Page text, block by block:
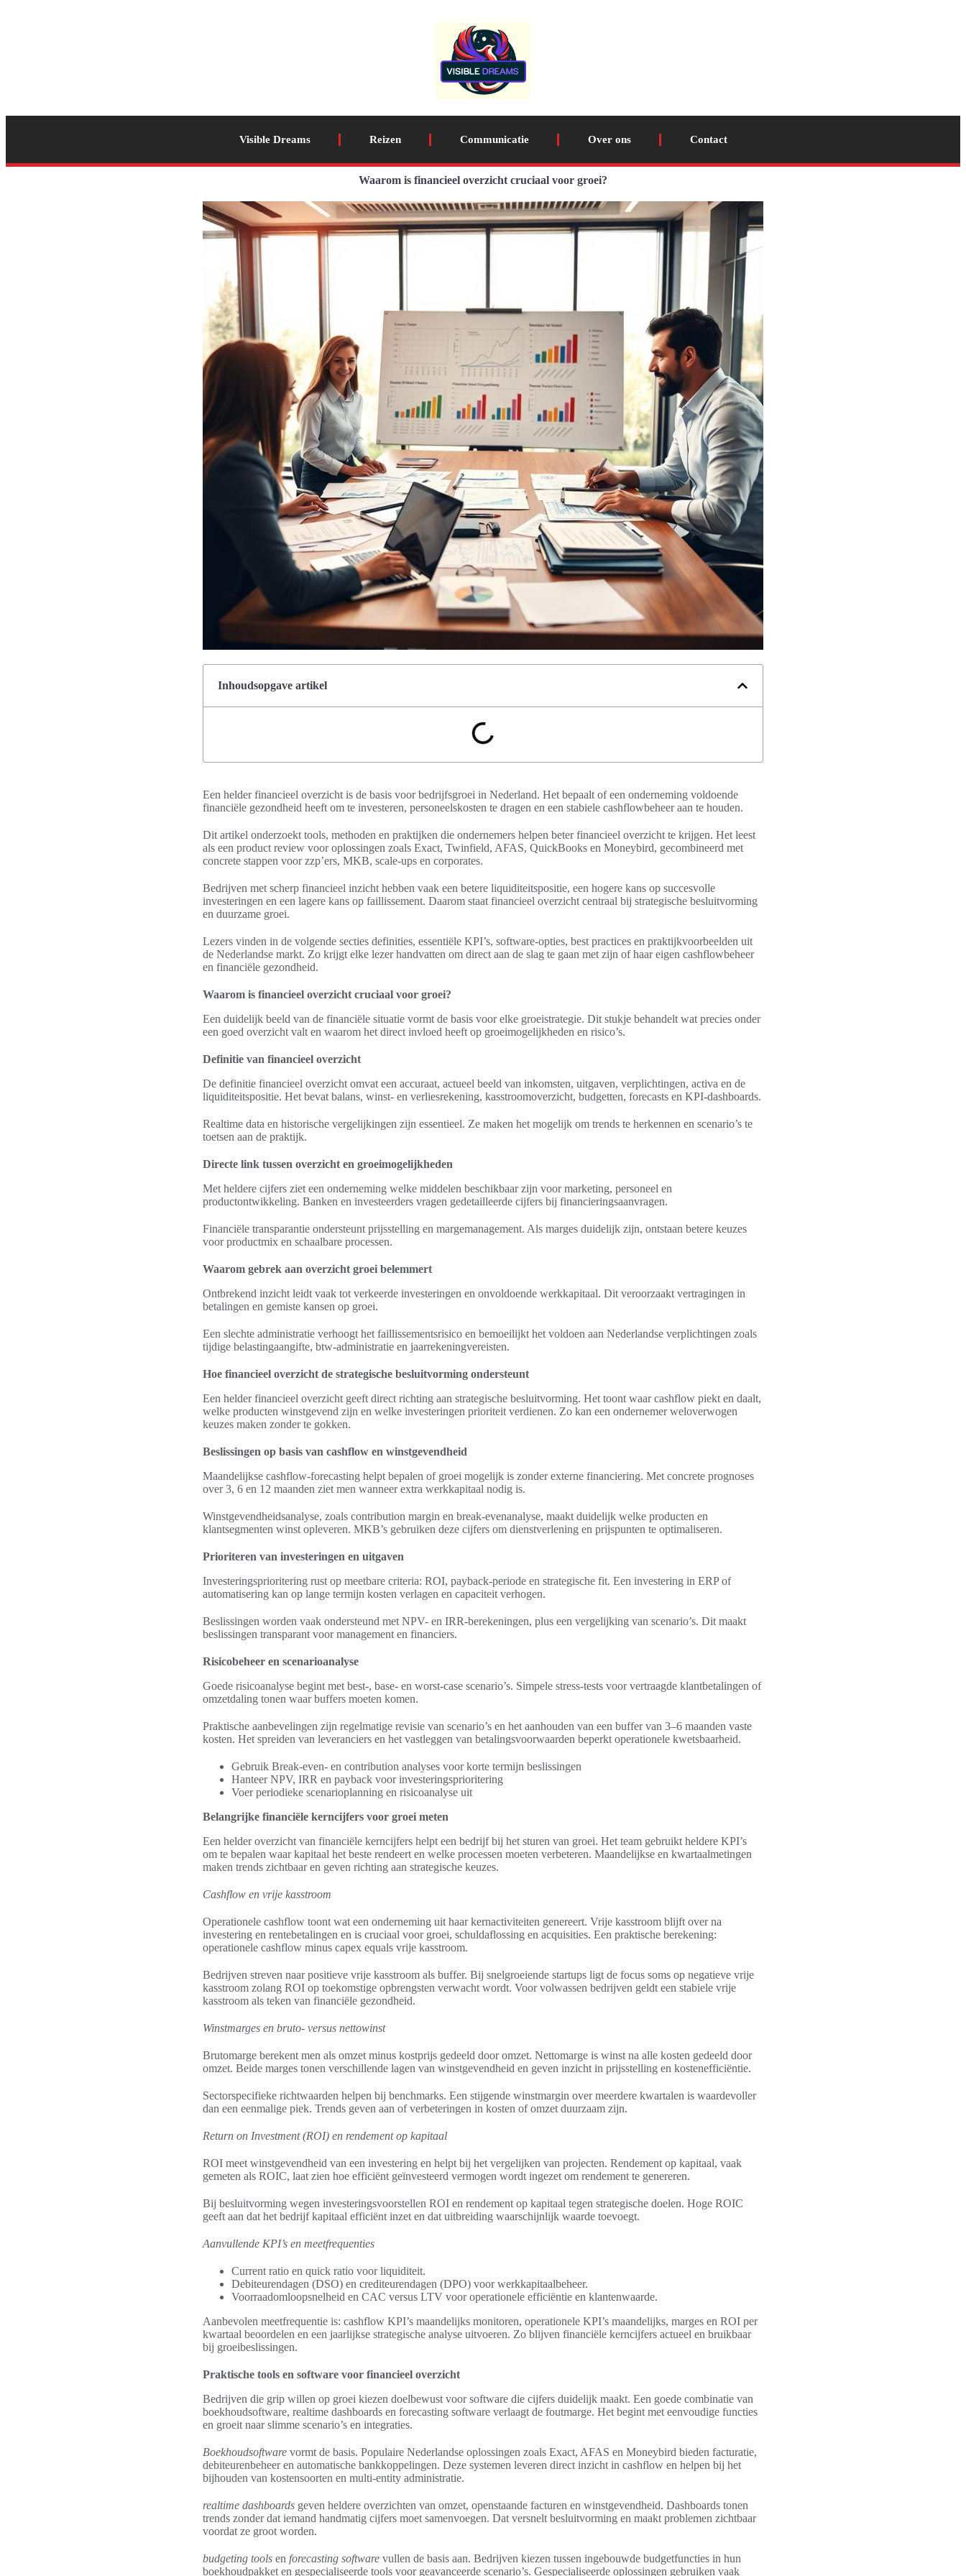
Visible Dreams Reizen Communicatie Over ons Contact
Waarom is financieel overzicht cruciaal voor groei?
Inhoudsopgave artikel
Een helder financieel overzicht is de basis voor bedrijfsgroei in Nederland. Het bepaalt of een onderneming voldoende
financiële gezondheid heeft om te investeren, personeelskosten te dragen en een stabiele cashflowbeheer aan te houden.
Dit artikel onderzoekt tools, methoden en praktijken die ondernemers helpen beter financieel overzicht te krijgen. Het leest
als een product review voor oplossingen zoals Exact, Twinfield, AFAS, QuickBooks en Moneybird, gecombineerd met
concrete stappen voor zzp’ers, MKB, scale-ups en corporates.
Bedrijven met scherp financieel inzicht hebben vaak een betere liquiditeitspositie, een hogere kans op succesvolle
investeringen en een lagere kans op faillissement. Daarom staat financieel overzicht centraal bij strategische besluitvorming
en duurzame groei.
Lezers vinden in de volgende secties definities, essentiële KPI’s, software-opties, best practices en praktijkvoorbeelden uit
de Nederlandse markt. Zo krijgt elke lezer handvatten om direct aan de slag te gaan met zijn of haar eigen cashflowbeheer
en financiële gezondheid.
Waarom is financieel overzicht cruciaal voor groei?
Een duidelijk beeld van de financiële situatie vormt de basis voor elke groeistrategie. Dit stukje behandelt wat precies onder
een goed overzicht valt en waarom het direct invloed heeft op groeimogelijkheden en risico’s.
Definitie van financieel overzicht
De definitie financieel overzicht omvat een accuraat, actueel beeld van inkomsten, uitgaven, verplichtingen, activa en de
liquiditeitspositie. Het bevat balans, winst- en verliesrekening, kasstroomoverzicht, budgetten, forecasts en KPI-dashboards.
Realtime data en historische vergelijkingen zijn essentieel. Ze maken het mogelijk om trends te herkennen en scenario’s te
toetsen aan de praktijk.
Directe link tussen overzicht en groeimogelijkheden
Met heldere cijfers ziet een onderneming welke middelen beschikbaar zijn voor marketing, personeel en
productontwikkeling. Banken en investeerders vragen gedetailleerde cijfers bij financieringsaanvragen.
Financiële transparantie ondersteunt prijsstelling en margemanagement. Als marges duidelijk zijn, ontstaan betere keuzes
voor productmix en schaalbare processen.
Waarom gebrek aan overzicht groei belemmert
Ontbrekend inzicht leidt vaak tot verkeerde investeringen en onvoldoende werkkapitaal. Dit veroorzaakt vertragingen in
betalingen en gemiste kansen op groei.
Een slechte administratie verhoogt het faillissementsrisico en bemoeilijkt het voldoen aan Nederlandse verplichtingen zoals
tijdige belastingaangifte, btw-administratie en jaarrekeningvereisten.
Hoe financieel overzicht de strategische besluitvorming ondersteunt
Een helder financieel overzicht geeft direct richting aan strategische besluitvorming. Het toont waar cashflow piekt en daalt,
welke producten winstgevend zijn en welke investeringen prioriteit verdienen. Zo kan een ondernemer weloverwogen
keuzes maken zonder te gokken.
Beslissingen op basis van cashflow en winstgevendheid
Maandelijkse cashflow-forecasting helpt bepalen of groei mogelijk is zonder externe financiering. Met concrete prognoses
over 3, 6 en 12 maanden ziet men wanneer extra werkkapitaal nodig is.
Winstgevendheidsanalyse, zoals contribution margin en break-evenanalyse, maakt duidelijk welke producten en
klantsegmenten winst opleveren. MKB’s gebruiken deze cijfers om dienstverlening en prijspunten te optimaliseren.
Prioriteren van investeringen en uitgaven
Investeringsprioritering rust op meetbare criteria: ROI, payback-periode en strategische fit. Een investering in ERP of
automatisering kan op lange termijn kosten verlagen en capaciteit verhogen.
Beslissingen worden vaak ondersteund met NPV- en IRR-berekeningen, plus een vergelijking van scenario’s. Dit maakt
beslissingen transparant voor management en financiers.
Risicobeheer en scenarioanalyse
Goede risicoanalyse begint met best-, base- en worst-case scenario’s. Simpele stress-tests voor vertraagde klantbetalingen of
omzetdaling tonen waar buffers moeten komen.
Praktische aanbevelingen zijn regelmatige revisie van scenario’s en het aanhouden van een buffer van 3–6 maanden vaste
kosten. Het spreiden van leveranciers en het vastleggen van betalingsvoorwaarden beperkt operationele kwetsbaarheid.
Gebruik Break-even- en contribution analyses voor korte termijn beslissingen
Hanteer NPV, IRR en payback voor investeringsprioritering
Voer periodieke scenarioplanning en risicoanalyse uit
Belangrijke financiële kerncijfers voor groei meten
Een helder overzicht van financiële kerncijfers helpt een bedrijf bij het sturen van groei. Het team gebruikt heldere KPI’s
om te bepalen waar kapitaal het beste rendeert en welke processen moeten verbeteren. Maandelijkse en kwartaalmetingen
maken trends zichtbaar en geven richting aan strategische keuzes.
Cashflow en vrije kasstroom
Operationele cashflow toont wat een onderneming uit haar kernactiviteiten genereert. Vrije kasstroom blijft over na
investering en rentebetalingen en is cruciaal voor groei, schuldaflossing en acquisities. Een praktische berekening:
operationele cashflow minus capex equals vrije kasstroom.
Bedrijven streven naar positieve vrije kasstroom als buffer. Bij snelgroeiende startups ligt de focus soms op negatieve vrije
kasstroom zolang ROI op toekomstige opbrengsten verwacht wordt. Voor volwassen bedrijven geldt een stabiele vrije
kasstroom als teken van financiële gezondheid.
Winstmarges en bruto- versus nettowinst
Brutomarge berekent men als omzet minus kostprijs gedeeld door omzet. Nettomarge is winst na alle kosten gedeeld door
omzet. Beide marges tonen verschillende lagen van winstgevendheid en geven inzicht in prijsstelling en kostenefficiëntie.
Sectorspecifieke richtwaarden helpen bij benchmarks. Een stijgende winstmargin over meerdere kwartalen is waardevoller
dan een eenmalige piek. Trends geven aan of verbeteringen in kosten of omzet duurzaam zijn.
Return on Investment (ROI) en rendement op kapitaal
ROI meet winstgevendheid van een investering en helpt bij het vergelijken van projecten. Rendement op kapitaal, vaak
gemeten als ROIC, laat zien hoe efficiënt geïnvesteerd vermogen wordt ingezet om rendement te genereren.
Bij besluitvorming wegen investeringsvoorstellen ROI en rendement op kapitaal tegen strategische doelen. Hoge ROIC
geeft aan dat het bedrijf kapitaal efficiënt inzet en dat uitbreiding waarschijnlijk waarde toevoegt.
Aanvullende KPI’s en meetfrequenties
Current ratio en quick ratio voor liquiditeit.
Debiteurendagen (DSO) en crediteurendagen (DPO) voor werkkapitaalbeheer.
Voorraadomloopsnelheid en CAC versus LTV voor operationele efficiëntie en klantenwaarde.
Aanbevolen meetfrequentie is: cashflow KPI’s maandelijks monitoren, operationele KPI’s maandelijks, marges en ROI per
kwartaal beoordelen en een jaarlijkse strategische analyse uitvoeren. Zo blijven financiële kerncijfers actueel en bruikbaar
bij groeibeslissingen.
Praktische tools en software voor financieel overzicht
Bedrijven die grip willen op groei kiezen doelbewust voor software die cijfers duidelijk maakt. Een goede combinatie van
boekhoudsoftware, realtime dashboards en forecasting software verlaagt de foutmarge. Het begint met eenvoudige functies
en groeit naar slimme scenario’s en integraties.
Boekhoudsoftware vormt de basis. Populaire Nederlandse oplossingen zoals Exact, AFAS en Moneybird bieden facturatie,
debiteurenbeheer en automatische bankkoppelingen. Deze systemen leveren direct inzicht in cashflow en helpen bij het
bijhouden van kostensoorten en multi-entity administratie.
realtime dashboards geven heldere overzichten van omzet, openstaande facturen en winstgevendheid. Dashboards tonen
trends zonder dat iemand handmatig cijfers moet samenvoegen. Dat versnelt besluitvorming en maakt problemen zichtbaar
voordat ze groot worden.
budgeting tools en forecasting software vullen de basis aan. Bedrijven kiezen tussen ingebouwde budgetfuncties in hun
boekhoudpakket en gespecialiseerde tools voor geavanceerde scenario’s. Gespecialiseerde oplossingen gebruiken vaak